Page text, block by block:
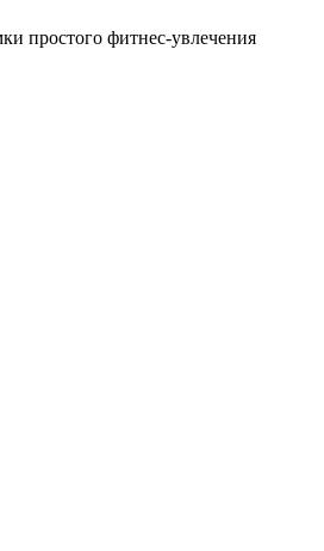
простого фитнес-увлечения